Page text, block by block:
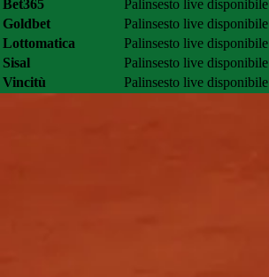
Bet365
Palinsesto live disponibile
Goldbet
Palinsesto live disponibile
Lottomatica
Palinsesto live disponibile
Sisal
Palinsesto live disponibile
Vincitù
Palinsesto live disponibile